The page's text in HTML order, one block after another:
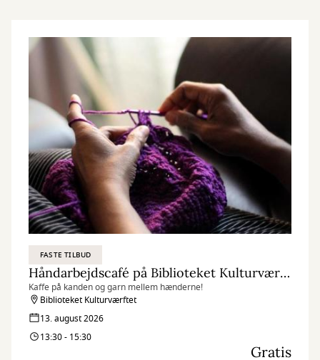
FASTE TILBUD
Håndarbejdscafé på Biblioteket Kulturværftet
Kaffe på kanden og garn mellem hænderne!
Biblioteket Kulturværftet
13. august 2026
13:30 - 15:30
Gratis